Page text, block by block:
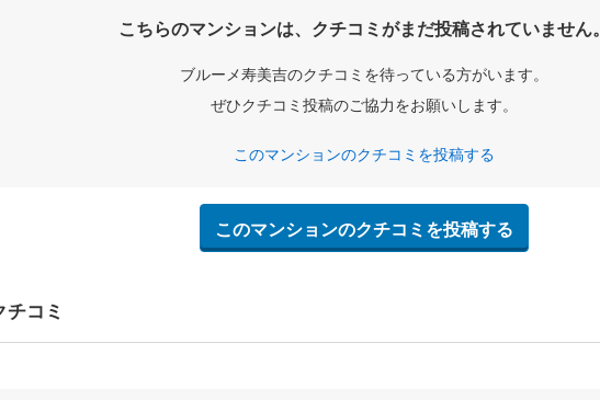
こちらのマンションは、クチコミがまだ投稿されていません。
ブルーメ寿美吉のクチコミを待っている方がいます。
ぜひクチコミ投稿のご協力をお願いします。
このマンションのクチコミを投稿する
このマンションのクチコミを投稿する
コミ